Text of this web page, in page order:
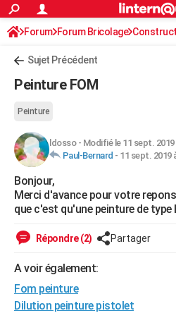
ACTUALITÉS
Politique
Société
Faits Divers
Education
Monde
Villes
+
AUTO
Essais
Réserver un essai
Citadines
Berlines
SUV
Forum auto
+HIGH-TECH
Mobiles
Meilleur smartphone
Internet
Ordinateurs
Jeux vidéo
Guide high-tech
+BRICOLAGE
Forum
Aménagement intérieur
Extérieur
Cuisine
Salle de bains
Jardinage
Rangement
WEEK-END
Guides de France
Escapades
Patrimoine
Expositions
Musées
Week-end nature
LIFESTYLE
Art de vivre
Bien-être
Loisirs
Mode
Modes de vie
SANTE
Alimentation
Guide de la santé
Maladies
Médicaments
Sommeil
VOYAGE
Forum Forum Bricolage
Peinture, Vernis, Tapissserie
Sujet Précédent
Peinture FOM
Peinture
ldosso- Modifié le 11 sept. 2019
Paul-Bernard - 11 sept. 2019
Bonjour,
Merci d'avance pour votre
que c'est qu'une peinture de type
Répondre (2) Partager
A voir également:
Fom peinture
Dilution peinture pistolet